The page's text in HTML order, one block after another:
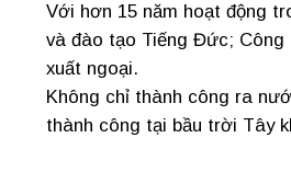
Với hơn 15 năm hoạt động
và đào tạo Tiếng Đức;
xuất ngoại.
Không chỉ thành công ra
thành công tại bầu trời Tây